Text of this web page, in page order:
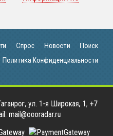
Спрос Новости
Поиск
Политика Конфиденциальности
ул. 1-я Широкая, 1, +7
mail@oooradar.ru